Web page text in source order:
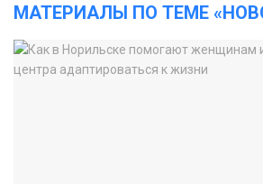
МАТЕРИАЛЫ ПО ТЕМЕ